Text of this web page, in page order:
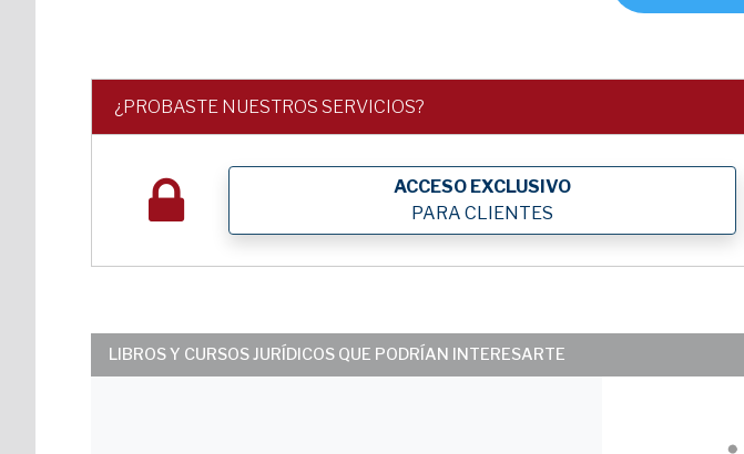
¿PROBASTE NUESTROS SERVICIOS?
ACCESO EXCLUSIVO
PARA CLIENTES
LIBROS Y CURSOS JURÍDICOS QUE PODRÍAN INTERESARTE